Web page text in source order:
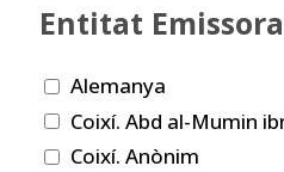
Entitat Emissora
Alemanya
Coixí. Abd al-Mumin
Coixí. Anònim